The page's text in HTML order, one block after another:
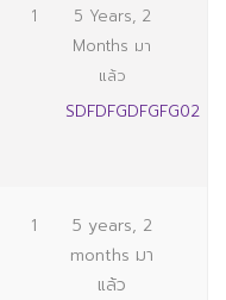
1
5 Years, 2
Months มา
แล้ว
SDFDFGDFGFG02
1
5 years, 2
months มา
แล้ว